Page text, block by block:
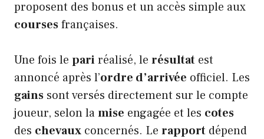
proposent des bonus et un accès simple aux
coursesfrançaises.
Une fois le pariréalisé, le résultat est
annoncé après l’ordre d’arrivée officiel. Les
gains sont versés directement sur le compte
joueur, selon lamise engagée et les cotes
des chevaux concernés. Le rapport dépend